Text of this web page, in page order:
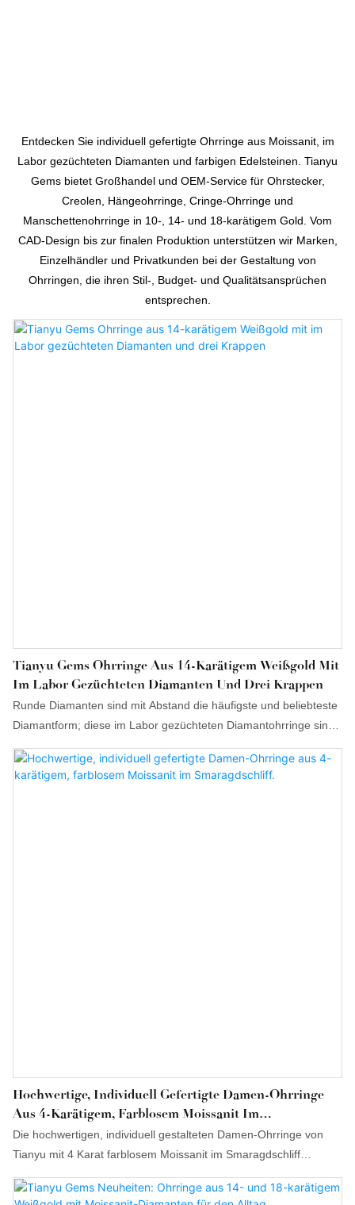
Entdecken Sie individuell gefertigte Ohrringe aus Moissanit, im
Labor gezüchteten Diamanten und farbigen Edelsteinen. Tianyu
Gems bietet Großhandel und OEM-Service für Ohrstecker,
Creolen, Hängeohrringe, Cringe-Ohrringe und
Manschettenohrringe in 10-, 14- und 18-karätigem Gold. Vom
CAD-Design bis zur finalen Produktion unterstützen wir Marken,
Einzelhändler und Privatkunden bei der Gestaltung von
Ohrringen, die ihren Stil-, Budget- und Qualitätsansprüchen
entsprechen.
Tianyu Gems Ohrringe Aus 14-Karätigem Weißgold Mit
Im Labor Gezüchteten Diamanten Und Drei Krappen
Runde Diamanten sind mit Abstand die häufigste und beliebteste
Diamantform; diese im Labor gezüchteten Diamantohrringe sind
einem schlichten Designkonzept, das die natürliche Schönheit
jedes Diamanten zur Geltung bringt.
Hochwertige, Individuell Gefertigte Damen-Ohrringe
Aus 4-Karätigem, Farblosem Moissanit Im
Smaragdschliff.
Die hochwertigen, individuell gestalteten Damen-Ohrringe von
Tianyu mit 4 Karat farblosem Moissanit im Smaragdschliff
helfen, neue Märkte zu erschließen und ökologische Barrieren zu